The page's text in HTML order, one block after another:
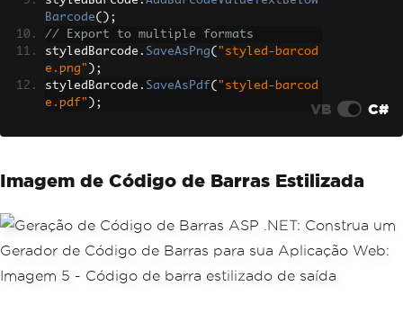
Barcode();
// Export to multiple formats
styledBarcode . SaveAsPng( "styled-barcod
e.png" );
styledBarcode . SaveAsPdf( "styled-barcod
e.pdf" ); VB C#
Imagem de Código de Barras Estilizada